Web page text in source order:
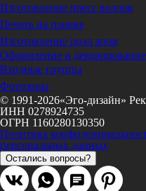
Изготовление пресс воллов
Печать на пленке
Изготовление ролл апов
Оформление и декорирование
Входные группы
Фотозоны
© 1991-2026«Эго-дизайн»
ИНН 0278924735
ОГРН 1160280130350
Политика
персональных данных
Остались вопросы?